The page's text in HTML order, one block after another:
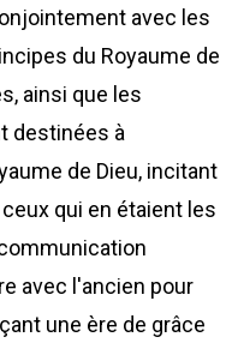
avec les
du Royaume de
ainsi que les
destinées à
de Dieu, incitant
qui en étaient les
avec l'ancien pour
une ère de grâce